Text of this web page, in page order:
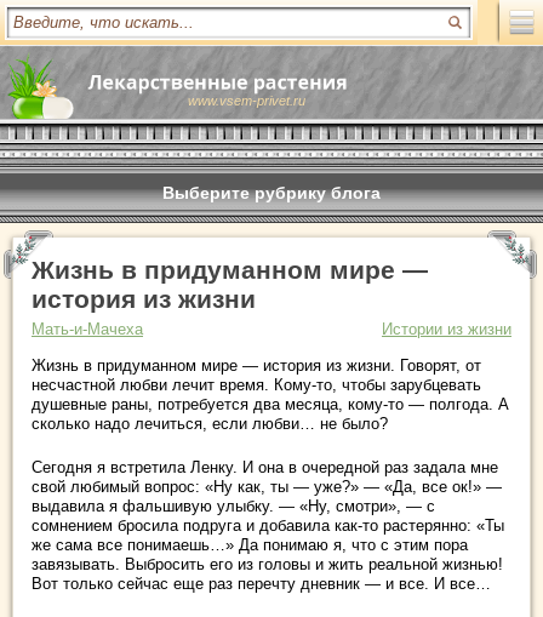
www.vsem-privet.ru
Выберите рубрику блога
Жизнь в придуманном мире —
история из жизни
Мать-и-Мачеха
Истории из жизни
Жизнь в придуманном мире — история из жизни. Говорят, от
несчастной любви лечит время. Кому-то, чтобы зарубцевать
душевные раны, потребуется два месяца, кому-то — полгода. А
сколько надо лечиться, если любви… не было?
Сегодня я встретила Ленку. И она в очередной раз задала мне
свой любимый вопрос: «Ну как, ты — уже?» — «Да, все ок!» —
выдавила я фальшивую улыбку. — «Ну, смотри», — с
сомнением бросила подруга и добавила как-то растерянно: «Ты
же сама все понимаешь…» Да понимаю я, что с этим пора
завязывать. Выбросить его из головы и жить реальной жизнью!
Вот только сейчас еще раз перечту дневник — и все. И все…